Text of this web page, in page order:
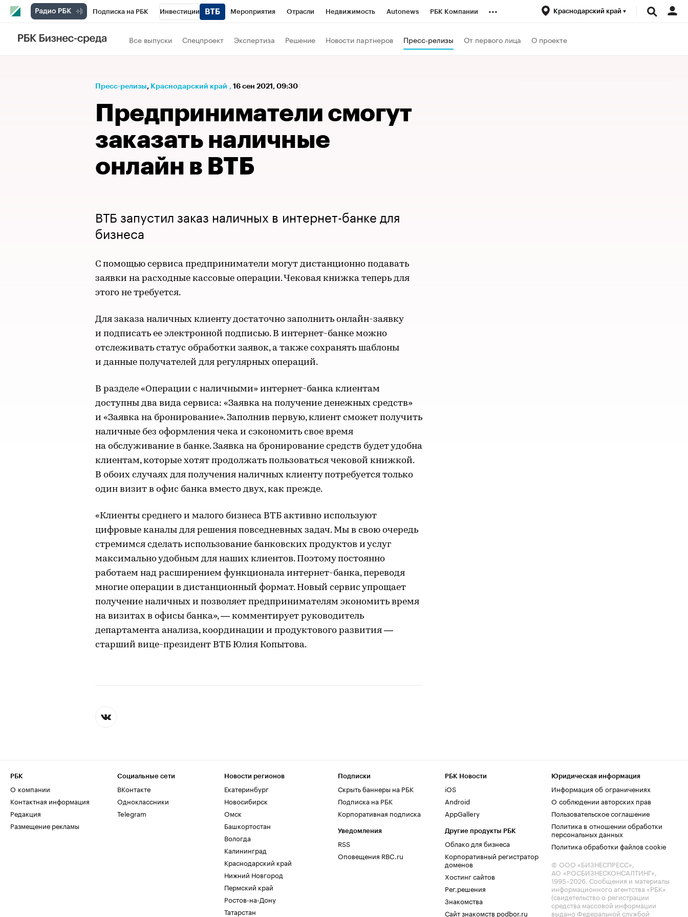
Подписка на РБК Инвестиции Мероприятия Отрасли Недвижимость Autonews РБК Компании
Телеканал
Спецпроекты
Рынок наличной валюты
... Краснодарский край
Все выпуски Спецпроект Экспертиза Решение Новости партнеров Пресс-релизы От первого лица О проекте
Пресс-релизы⁠, Краснодарский край , 16 сен 2021, 09:30
Предприниматели смогут
заказать наличные
онлайн в ВТБ
ВТБ запустил заказ наличных в интернет-банке для
бизнеса
С помощью сервиса предприниматели могут дистанционно подавать
заявки на расходные кассовые операции. Чековая книжка теперь для
этого не требуется.
Для заказа наличных клиенту достаточно заполнить онлайн-заявку
и подписать ее электронной подписью. В интернет-банке можно
отслеживать статус обработки заявок, а также сохранять шаблоны
и данные получателей для регулярных операций.
В разделе «Операции с наличными» интернет-банка клиентам
доступны два вида сервиса: «Заявка на получение денежных средств»
и «Заявка на бронирование». Заполнив первую, клиент сможет получить
наличные без оформления чека и сэкономить свое время
на обслуживание в банке. Заявка на бронирование средств будет удобна
клиентам, которые хотят продолжать пользоваться чековой книжкой.
В обоих случаях для получения наличных клиенту потребуется только
один визит в офис банка вместо двух, как прежде.
«Клиенты среднего и малого бизнеса ВТБ активно используют
цифровые каналы для решения повседневных задач. Мы в свою очередь
стремимся сделать использование банковских продуктов и услуг
максимально удобным для наших клиентов. Поэтому постоянно
работаем над расширением функционала интернет-банка, переводя
многие операции в дистанционный формат. Новый сервис упрощает
получение наличных и позволяет предпринимателям экономить время
на визитах в офисы банка», — комментирует руководитель
департамента анализа, координации и продуктового развития —
старший вице-президент ВТБ Юлия Копытова.
РБК
О компании
Контактная информация
Редакция
Размещение рекламы
Социальные сети
ВКонтакте
Одноклассники
Telegram
Новости регионов
Екатеринбург
Новосибирск
Омск
Башкортостан
Вологда
Калининград
Краснодарский край
Нижний Новгород
Пермский край
Ростов-на-Дону
Татарстан
Подписки
Скрыть баннеры на РБК
Подписка на РБК
Корпоративная подписка
Уведомления
RSS
Оповещения RBC.ru
РБК Новости
iOS
Android
AppGallery
Другие продукты РБК
Облако для бизнеса
Корпоративный регистратор
доменов
Хостинг сайтов
Рег.решения
Знакомства
Сайт знакомств podbor.ru
Юридическая информация
Информация об ограничениях
О соблюдении авторских прав
Пользовательское соглашение
Политика в отношении обработки
персональных данных
Политика обработки файлов cookie
© ООО «БИЗНЕСПРЕСС»,
АО «РОСБИЗНЕСКОНСАЛТИНГ»,
1995–2026. Сообщения и материалы
информационного агентства «РБК»
(свидетельство о регистрации
средства массовой информации
выдано Федеральной службой